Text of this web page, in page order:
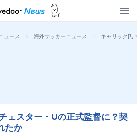
ュース > 海外サッカーニュース > キャリック氏
ェスター・Uの正式監督に？契
たか